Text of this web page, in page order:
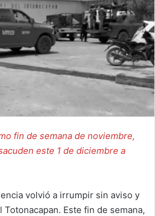
fin de semana de noviembre,
este 1 de diciembre a
volvió a irrumpir sin aviso y
Este fin de semana,